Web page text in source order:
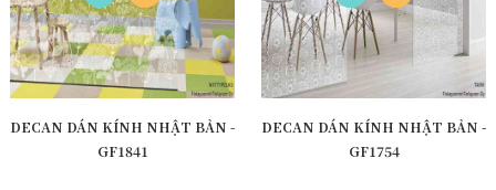
DECAN DÁN KÍNH NHẬT BẢN -
GF1841
DECAN DÁN KÍNH NHẬT BẢN -
GF1754